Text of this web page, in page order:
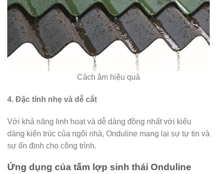
Cách âm hiệu quả
4. Đặc tính nhẹ và dễ cắt
Với khả năng linh hoạt và dễ dàng đồng nhất với kiểu
dáng kiến trúc của ngôi nhà, Onduline mang lại sự tự tin và
sự ổn định cho công trình.
Ứng dụng của tấm lợp sinh thái Onduline